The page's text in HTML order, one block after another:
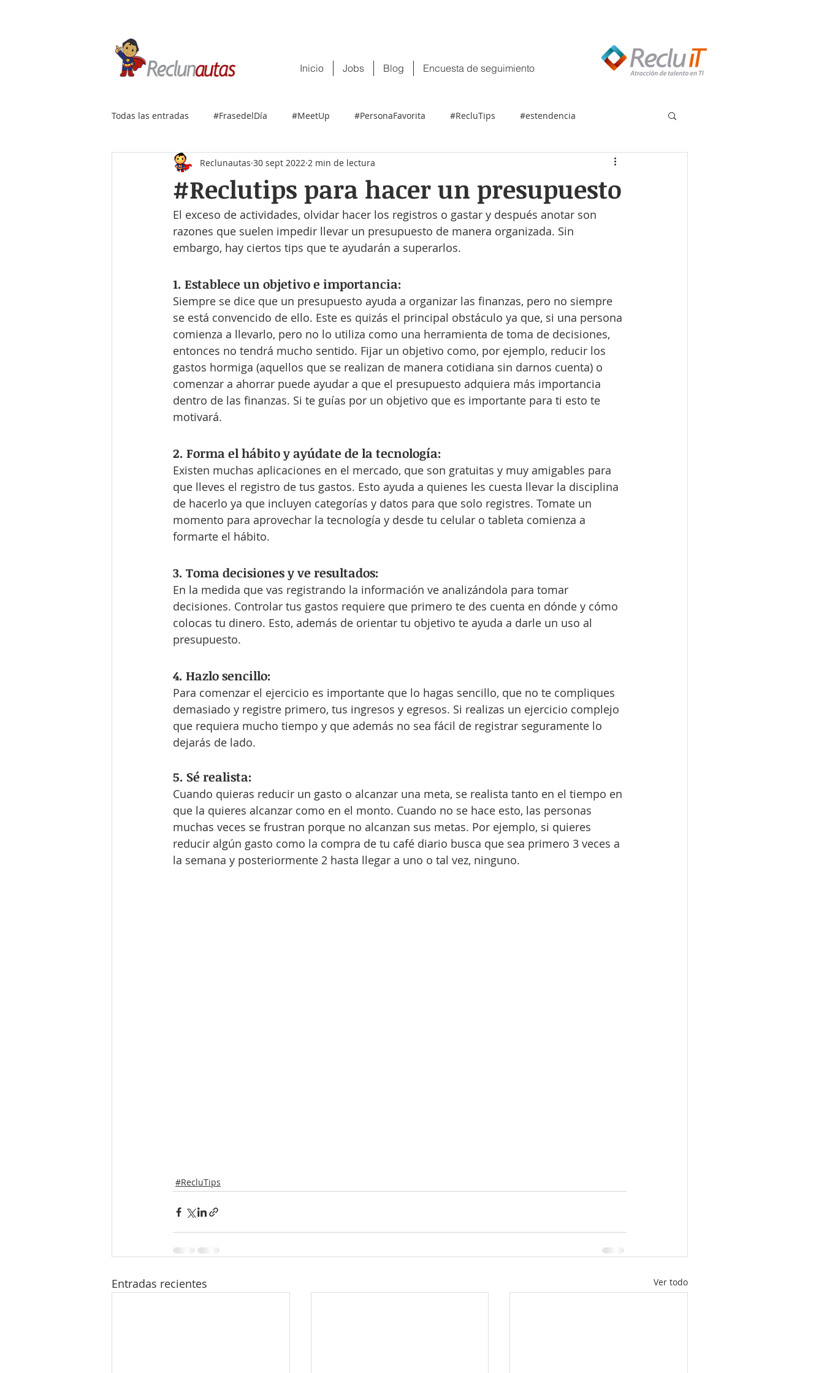
Inicio Jobs Blog Encuesta de seguimiento
Todas las entradas #FrasedelDía #MeetUp #PersonaFavorita #RecluTips #estendencia
#Reclutips para hacer un presupuesto
Reclunautas 30 sept 2022 2 min de lectura
El exceso de actividades, olvidar hacer los registros o gastar y después anotar son
razones que suelen impedir llevar un presupuesto de manera organizada. Sin
embargo, hay ciertos tips que te ayudarán a superarlos.
1. Establece un objetivo e importancia:
Siempre se dice que un presupuesto ayuda a organizar las finanzas, pero no siempre
se está convencido de ello. Este es quizás el principal obstáculo ya que, si una persona
comienza a llevarlo, pero no lo utiliza como una herramienta de toma de decisiones,
entonces no tendrá mucho sentido. Fijar un objetivo como, por ejemplo, reducir los
gastos hormiga (aquellos que se realizan de manera cotidiana sin darnos cuenta) o
comenzar a ahorrar puede ayudar a que el presupuesto adquiera más importancia
dentro de las finanzas. Si te guías por un objetivo que es importante para ti esto te
motivará.
2. Forma el hábito y ayúdate de la tecnología:
Existen muchas aplicaciones en el mercado, que son gratuitas y muy amigables para
que lleves el registro de tus gastos. Esto ayuda a quienes les cuesta llevar la disciplina
de hacerlo ya que incluyen categorías y datos para que solo registres. Tomate un
momento para aprovechar la tecnología y desde tu celular o tableta comienza a
formarte el hábito.
3. Toma decisiones y ve resultados:
En la medida que vas registrando la información ve analizándola para tomar
decisiones. Controlar tus gastos requiere que primero te des cuenta en dónde y cómo
colocas tu dinero. Esto, además de orientar tu objetivo te ayuda a darle un uso al
presupuesto.
4. Hazlo sencillo:
Para comenzar el ejercicio es importante que lo hagas sencillo, que no te compliques
demasiado y registre primero, tus ingresos y egresos. Si realizas un ejercicio complejo
que requiera mucho tiempo y que además no sea fácil de registrar seguramente lo
dejarás de lado.
5. Sé realista:
Cuando quieras reducir un gasto o alcanzar una meta, se realista tanto en el tiempo en
que la quieres alcanzar como en el monto. Cuando no se hace esto, las personas
muchas veces se frustran porque no alcanzan sus metas. Por ejemplo, si quieres
reducir algún gasto como la compra de tu café diario busca que sea primero 3 veces a
la semana y posteriormente 2 hasta llegar a uno o tal vez, ninguno.
#RecluTips
Entradas recientes Ver todo